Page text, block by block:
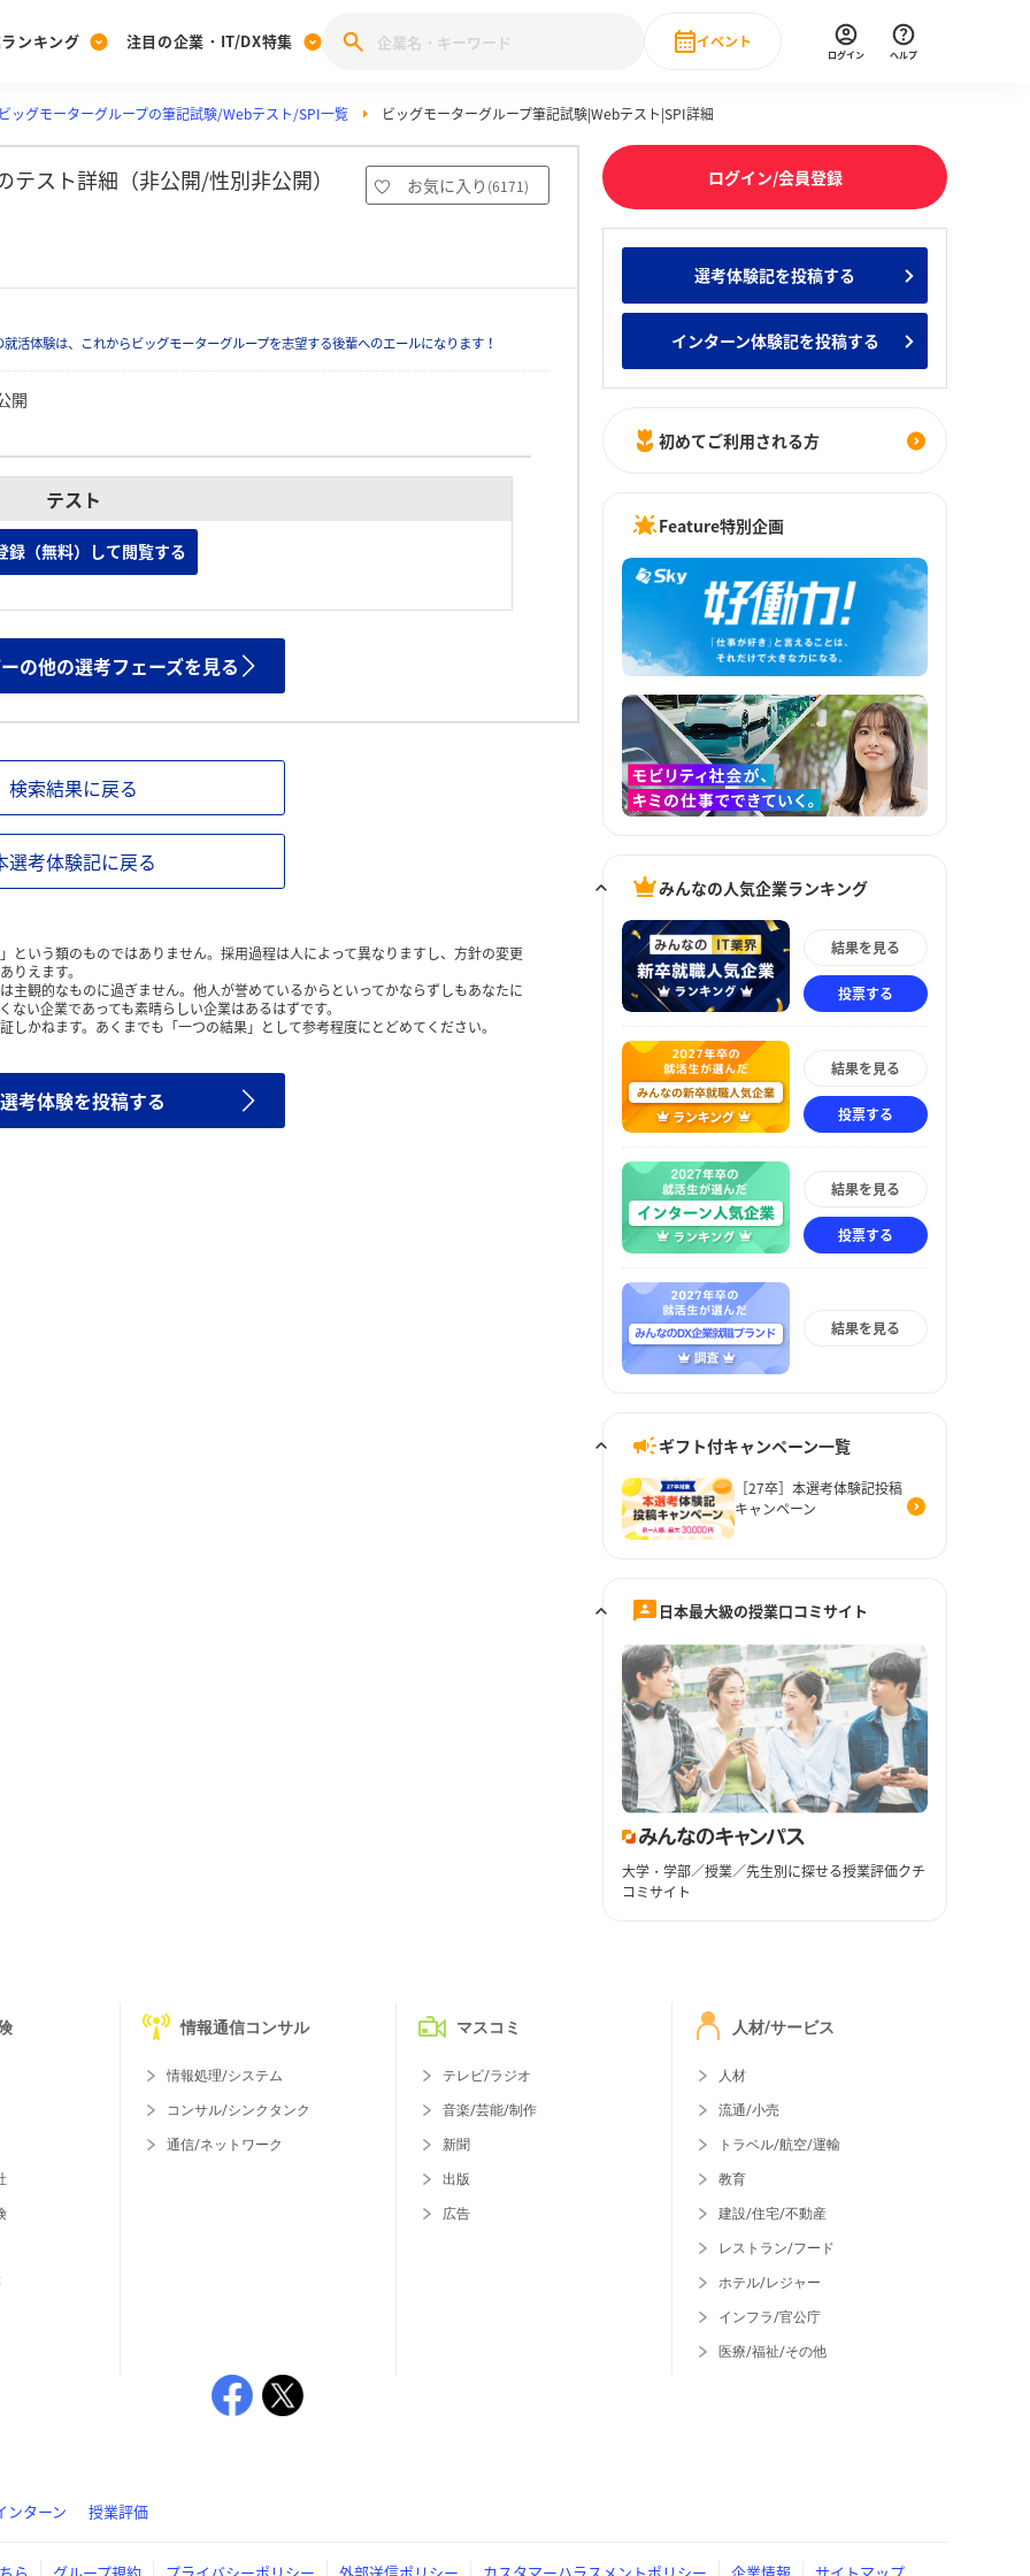
[27卒] 本選考体験記投稿キャンペーン
ンキング
みんなのDX企業就職ブランド調査
みんなの新卒就職人気企業ランキング みんなのインターン人気企業ランキ
注目の企業・IT/DX特集
注目の企業特集
28卒 IT・DX現場社員インタビュー
業研究
イベント
直近のイベント一覧
ログイン ヘルプ
ッグモーターグループの筆記試験/Webテスト/SPI一覧 ビッグモーターグループ筆記試験|Webテスト|SPI詳細
スト詳細（非公開/性別非公開） お気に入り (6171)
活体験は、これからビッグモーターグループを志望する後輩へのエールになります！
開
テスト
録（無料）して閲覧する
の他の選考フェーズを見る
検索結果に戻る
選考体験記に戻る
という類のものではありません。採用過程は人によって異なりますし、方針の変更
りえます。
主観的なものに過ぎません。他人が誉めているからといってかならずしもあなたに
い企業であっても素晴らしい企業はあるはずです。
かねます。あくまでも「一つの結果」として参考程度にとどめてください。
考体験を投稿する
ログイン/会員登録
選考体験記を投稿する
インターン体験記を投稿する
初めてご利用される方
Feature特別企画
みんなの人気企業ランキング
結果を見る
投票する
結果を見る
投票する
結果を見る
投票する
結果を見る
ギフト付キャンペーン一覧
［27卒］本選考体験記投稿
キャンペーン
日本最大級の授業口コミサイト
大学・学部／授業／先生別に探せる授業評価クチ
コミサイト
情報通信コンサル
情報処理/システム
コンサル/シンクタンク
通信/ネットワーク
マスコミ
テレビ/ラジオ
音楽/芸能/制作
新聞
出版
広告
人材/サービス
人材
流通/小売
トラベル/航空/運輸
教育
建設/住宅/不動産
レストラン/フード
ホテル/レジャー
インフラ/官公庁
医療/福祉/その他
ンターン 授業評価